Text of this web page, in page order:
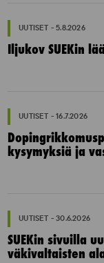
UUTISET - 5.8.2026
Iljukov SUEKin
UUTISET - 16.7.2026
kysymyksiä ja
UUTISET - 30.6.2026
SUEKin sivuilla
väkivaltaisten